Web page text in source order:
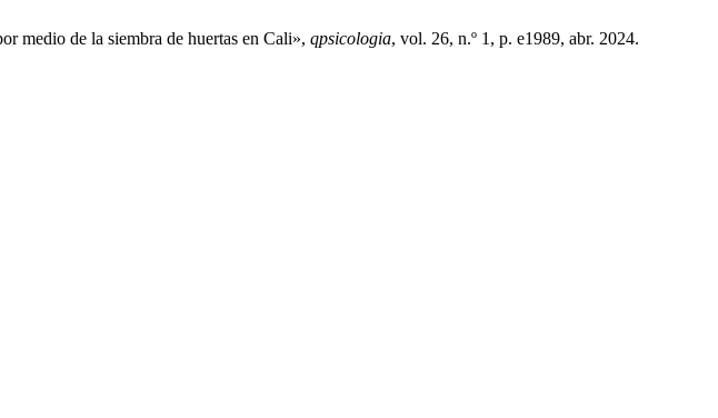
medio de la siembra de huertas en Cali», qpsicologia, vol. 26, n.º 1, p. e1989, abr. 2024.